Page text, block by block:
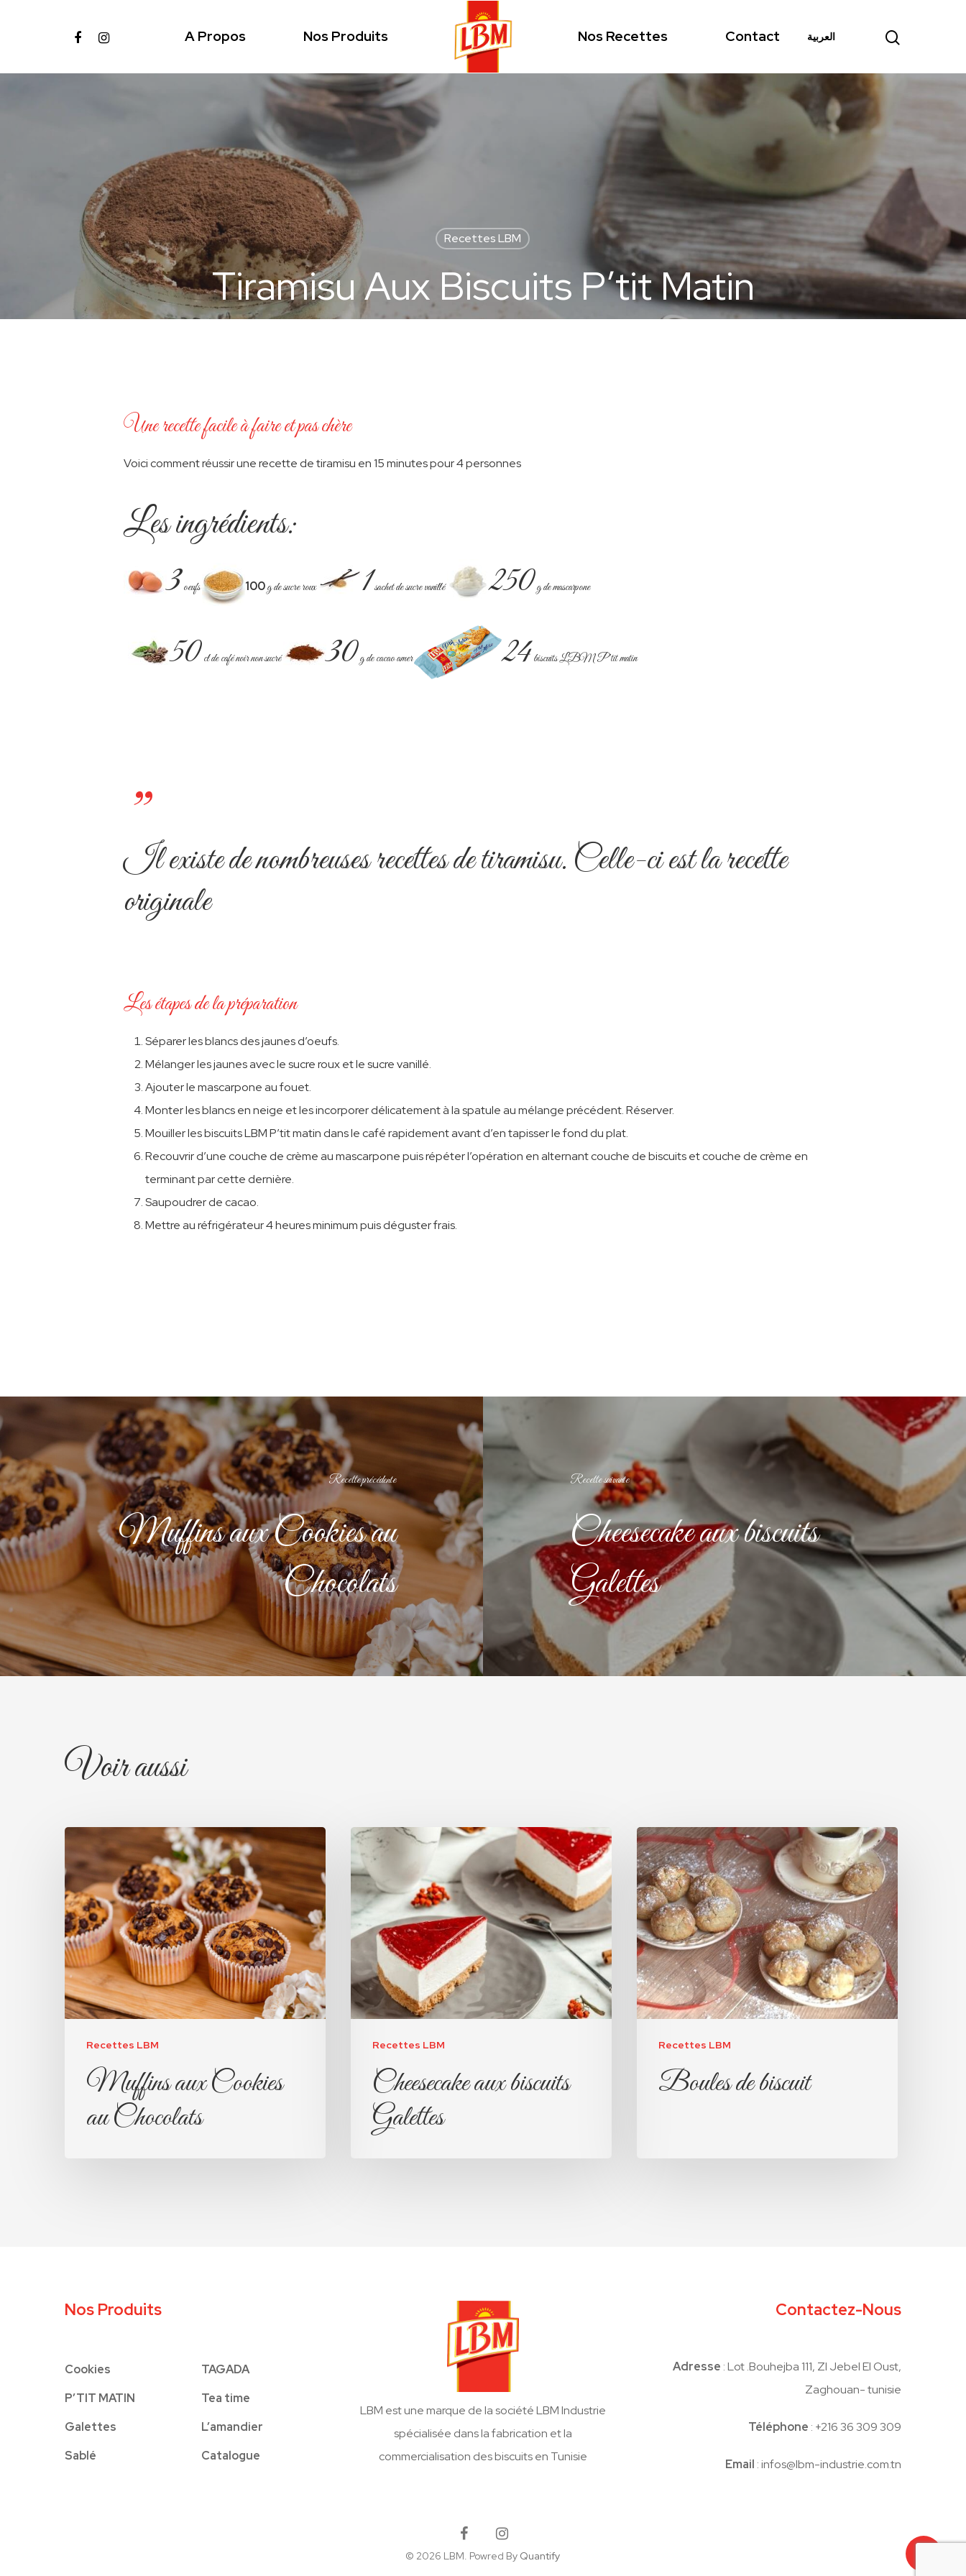
A Propos Nos Produits Nos Recettes Contact العربية
Recettes LBM
Tiramisu Aux Biscuits P’tit Matin
Une recette facile à faire et pas chère
Voici comment réussir une recette de tiramisu en 15 minutes pour 4 personnes
Les ingrédients:
3oeufs 100g de sucre roux 1sachet de sucre vanillé 250g de mascarpone
50cl de cafénoir non sucré 30g de cacao amer 24biscuits LBM P’tit matin
”
Il existe de nombreuses recettes de tiramisu. Celle-ci est la recette
originale
Les étapes de la préparation
Séparer les blancs des jaunesd’oeufs.
Mélanger les jaunes avec le sucre roux et le sucre vanillé.
Ajouter le mascarpone au fouet.
Monter les blancs en neige et les incorporer délicatement à la spatule au mélange précédent. Réserver.
Mouiller les biscuits LBM P’tit matin dans le café rapidement avant d’en tapisser le fond du plat.
Recouvrir d’une couche de crème au mascarpone puis répéter l’opération en alternant couche de biscuits et couche de crème en
terminant par cette dernière.
Saupoudrer de cacao.
Mettre au réfrigérateur 4 heures minimum puis déguster frais.
Recette précédente
Muffins aux Cookies au
Chocolats
Recette suivante
Cheesecake aux biscuits
Galettes
Voir aussi
Recettes LBM
Muffins aux Cookies
au Chocolats
Recettes LBM
Cheesecake aux biscuits
Galettes
Recettes LBM
Boules de biscuit
Nos Produits
Cookies
P’TIT MATIN
Galettes
Sablé
TAGADA
Tea time
L’amandier
Catalogue
LBM est une marque de la société LBM Industrie
spécialisée dans la fabrication et la
commercialisation des biscuits en Tunisie
Contactez-Nous
Adresse : Lot .Bouhejba 111, ZI Jebel El Oust,
Zaghouan- tunisie
Téléphone : +216 36 309 309
Email : infos@lbm-industrie.com.tn
© 2026 LBM. Powred By Quantify